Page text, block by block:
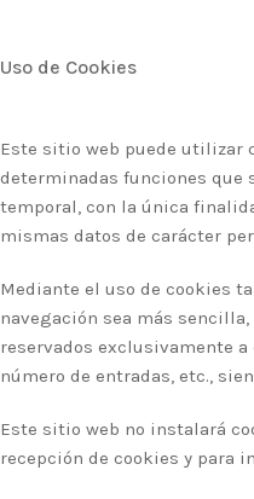
Uso de Cookies
Este sitio web puede utilizar
determinadas funciones que
temporal, con la única
mismas datos de carácter
Mediante el uso de cookies
navegación sea más
reservados exclusivamente
número de entradas, etc.,
Este sitio web no instalará
recepción de cookies y para